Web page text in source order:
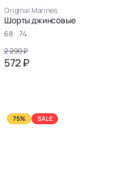
Original Marines
Шорты джинсовые
68
74
2 290 ₽
572 ₽
75% SALE